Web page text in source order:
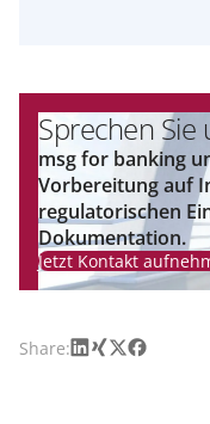
Sprechen Sie
msg for banking
Vorbereitung auf
regulatorischen
Dokumentation.
Jetzt Kontakt
Share:LinkedIn
Xing
X Facebook